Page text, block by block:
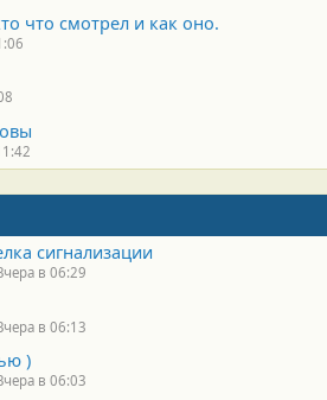
что смотрел и как оно.
сигнализации
в 06:29
в 06:13
)
в 06:03